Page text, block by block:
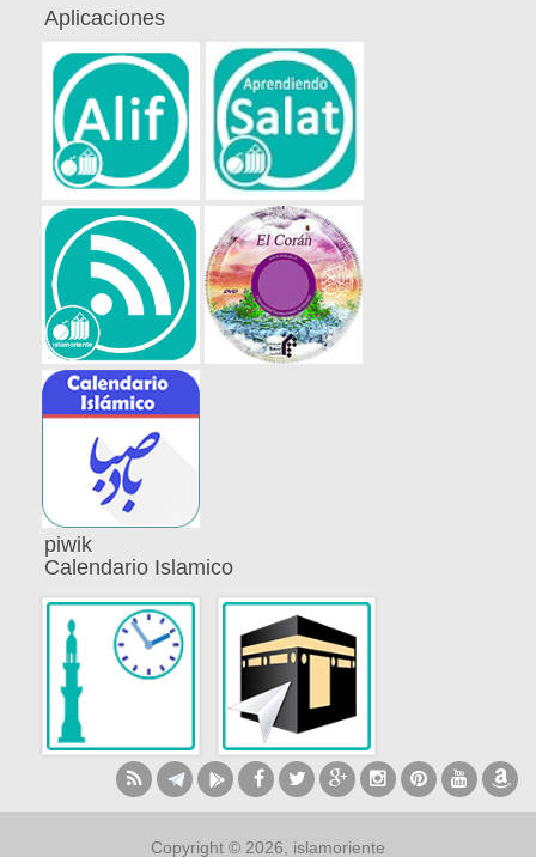
Aplicaciones
piwik
Calendario Islamico
Copyright © 2026, islamoriente